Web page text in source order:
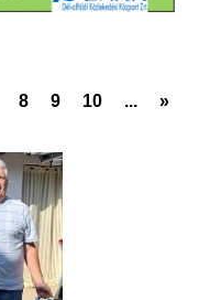
8 9 10 ... »